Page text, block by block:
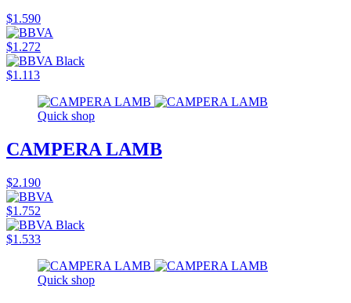
$1.590
$1.272
$1.113
Quick shop
CAMPERA LAMB
$2.190
$1.752
$1.533
Quick shop